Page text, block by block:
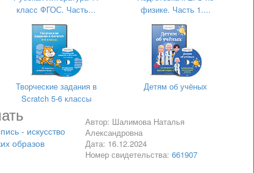
Шалимова Наталья Александровна
класс ФГОС. Часть...
физике. Часть 1....
Творческие задания в
Sсratch 5-6 классы
Детям об учёных
- искусство
образов
Автор: Шалимова Наталья
Александровна
Дата: 16.12.2024
Номер свидетельства: 661907